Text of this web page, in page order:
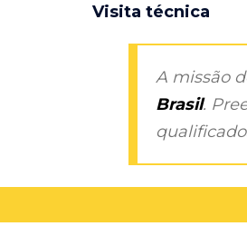
Visita técnica
A missão
Brasil.